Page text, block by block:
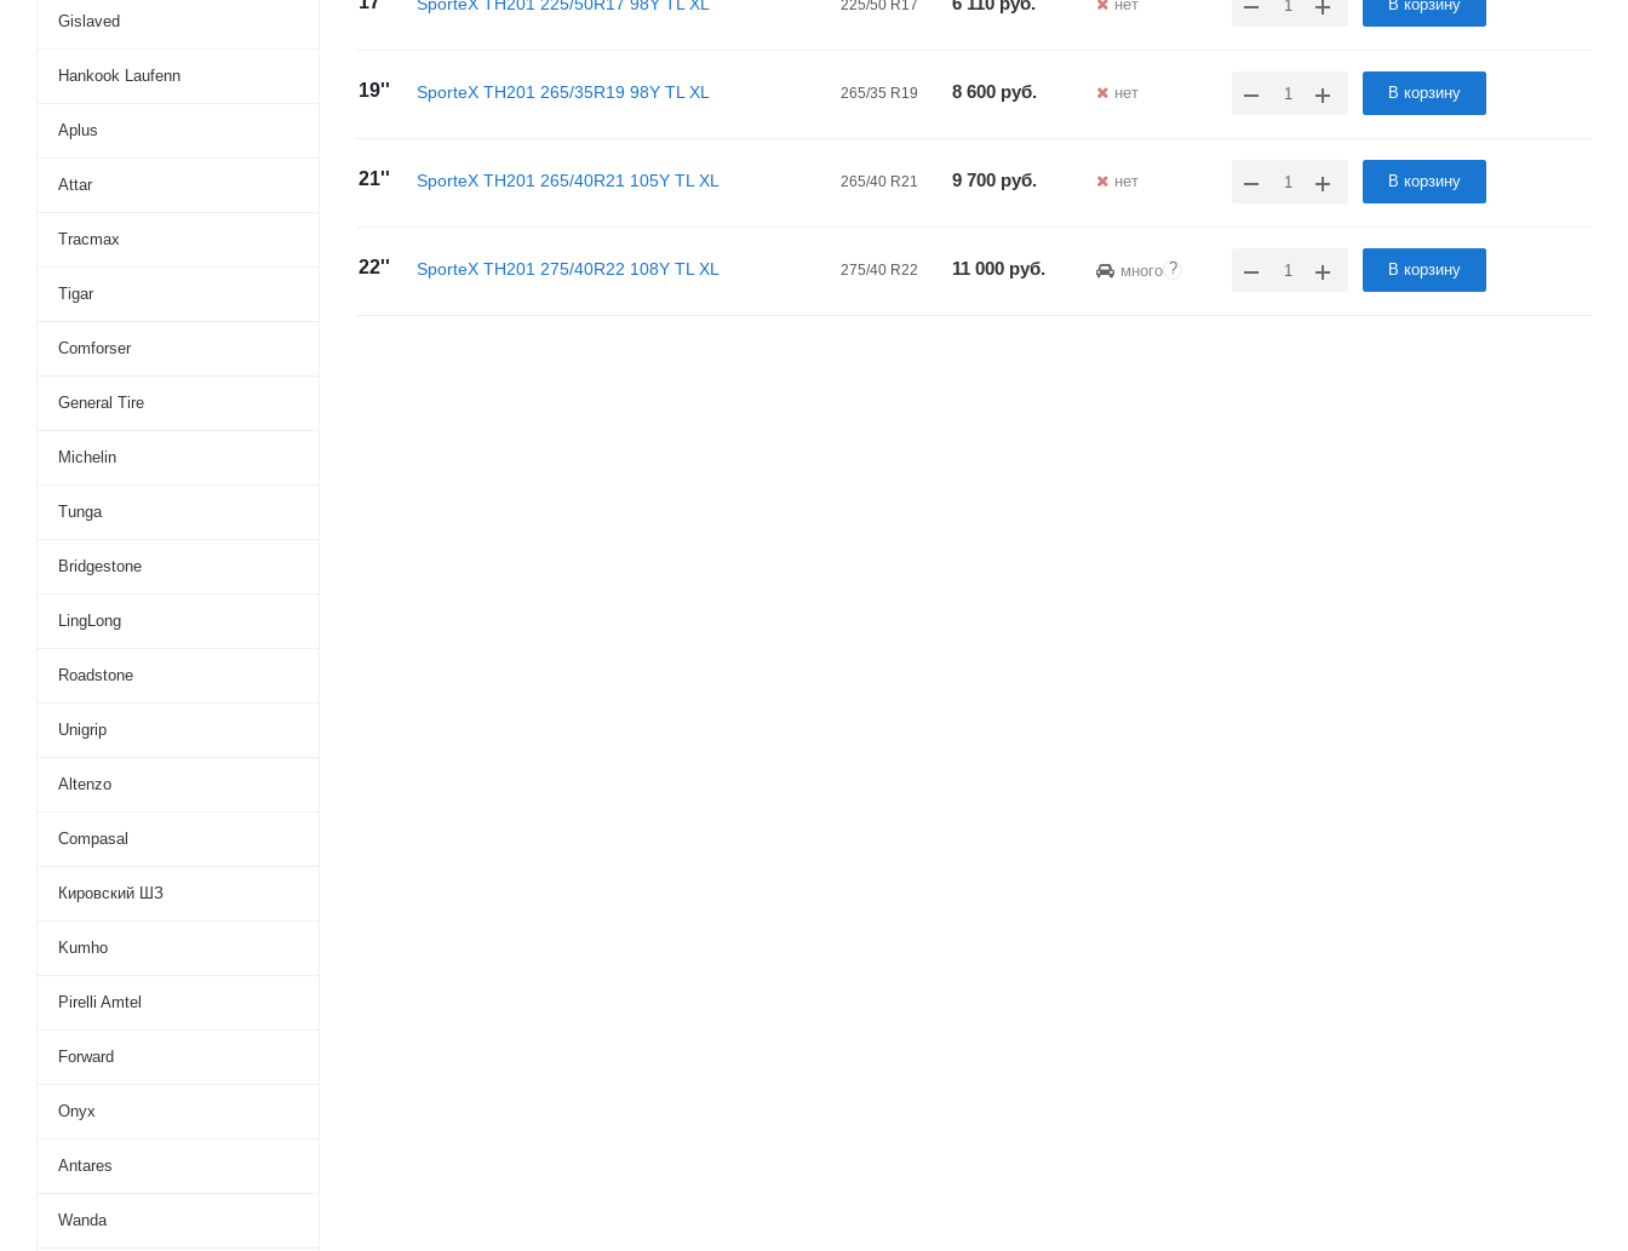
225/50 R17 нет В корзину
19'' SporteX TH201 265/35R19 98Y TL XL 265/35 R19 8 600 руб. нет В корзину
21'' SporteX TH201 265/40R21 105Y TL XL 265/40 R21 9 700 руб. нет В корзину
22'' SporteX TH201 275/40R22 108Y TL XL 275/40 R22 11 000 руб. много ? В корзину
Gislaved
Hankook Laufenn
Aplus
Attar
Tracmax
Tigar
Comforser
General Tire
Michelin
Tunga
Bridgestone
LingLong
Roadstone
Unigrip
Altenzo
Compasal
Кировский ШЗ
Kumho
Pirelli Amtel
Forward
Onyx
Antares
Wanda